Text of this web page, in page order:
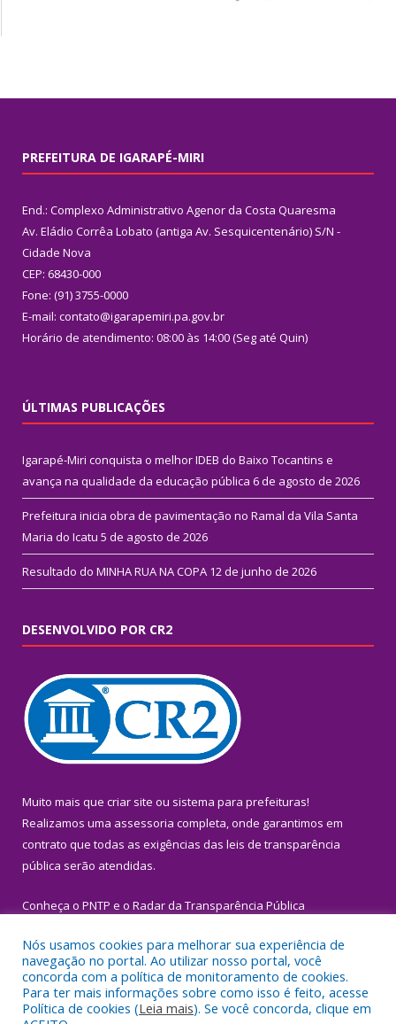
PREFEITURA DE IGARAPÉ-MIRI
End.: Complexo Administrativo Agenor da Costa Quaresma
Av. Eládio Corrêa Lobato (antiga Av. Sesquicentenário) S/N -
Cidade Nova
CEP: 68430-000
Fone: (91) 3755-0000
E-mail: contato@igarapemiri.pa.gov.br
Horário de atendimento: 08:00 às 14:00 (Seg até Quin)
ÚLTIMAS PUBLICAÇÕES
Igarapé-Miri conquista o melhor IDEB do Baixo Tocantins e
avança na qualidade da educação pública 6 de agosto de 2026
Prefeitura inicia obra de pavimentação no Ramal da Vila Santa
Maria do Icatu 5 de agosto de 2026
Resultado do MINHA RUA NA COPA 12 de junho de 2026
DESENVOLVIDO POR CR2
Muito mais que criar site ou sistema para prefeituras!
Realizamos uma assessoria completa, onde garantimos em
contrato que todas as exigências das leis de transparência
pública serão atendidas.
Conheça o PNTP e o Radar da Transparência Pública
Todos os direitos reservados a Prefeitura Municipal de Igarapé-
Miri.
Nós usamos cookies para melhorar sua experiência de
navegação no portal. Ao utilizar nosso portal, você
concorda com a política de monitoramento de cookies.
Para ter mais informações sobre como isso é feito, acesse
Política de cookies (Leia mais). Se você concorda, clique em